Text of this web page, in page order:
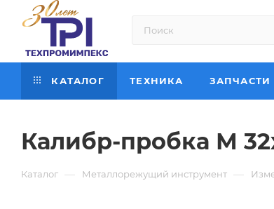
КАТАЛОГ ТЕХНИКА ЗАПЧАСТИ
Калибр-пробка М
Каталог — Металлорежущий инструмент —